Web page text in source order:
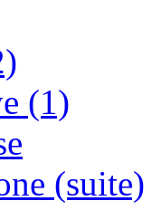
(1)
(suite)